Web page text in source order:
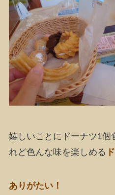
嬉しいことにドーナツ1個
れど色んな味を楽しめる
ありがたい！